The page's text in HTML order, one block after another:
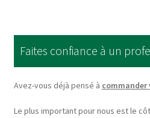
Faites confiance à un
Avez-vous déjà pensé à commander
Le plus important pour nous est le